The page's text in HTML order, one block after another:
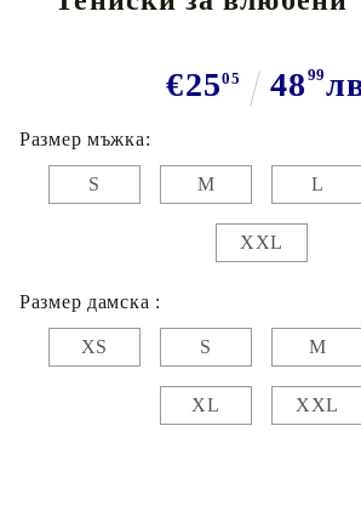
€2505 48 99
Размер мъжка:
S M L
XXL
Размер дамска :
XS S M
XL XXL